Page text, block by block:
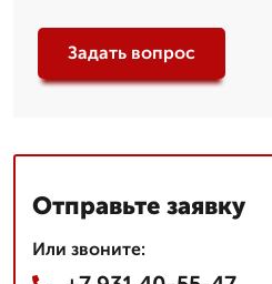
Задать вопрос
Отправьте заявку
Или звоните: